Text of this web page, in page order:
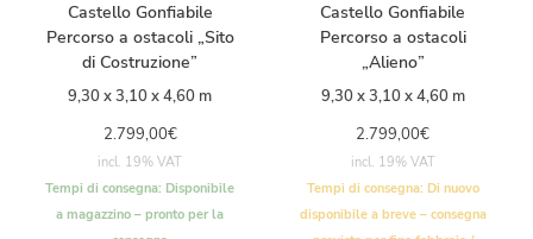
Castello Gonfiabile
Percorso a ostacoli „Sito
di Costruzione”
9,30 x 3,10 x 4,60 m
2.799,00€
incl. 19% VAT
Tempi di consegna: Disponibile
a magazzino – pronto per la
Castello Gonfiabile
Percorso a ostacoli
„Alieno”
9,30 x 3,10 x 4,60 m
2.799,00€
incl. 19% VAT
Tempi di consegna: Di nuovo
disponibile a breve – consegna